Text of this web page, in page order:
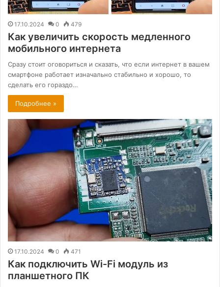
17.10.2024 0 479
Как увеличить скорость медленного
мобильного интернета
Сразу стоит оговориться и сказать, что если интернет в вашем
смартфоне работает изначально стабильно и хорошо, то
сделать его гораздо…
Подробнее »
17.10.2024 0 471
Как подключить Wi-Fi модуль из
планшетного ПК